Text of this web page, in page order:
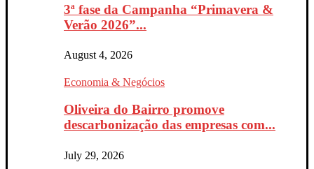
3ª fase da Campanha “Primavera &
Verão 2026”...
August 4, 2026
Economia & Negócios
Oliveira do Bairro promove
descarbonização das empresas com...
July 29, 2026